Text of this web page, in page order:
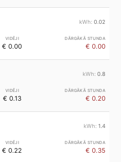
0.02
€ 0.00 € 0.00
0.8
€ 0.13 € 0.20
1.4
€ 0.22 € 0.35